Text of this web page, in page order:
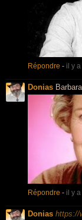
Répondre - il y
Donias
Répondre - il y
Donias https://